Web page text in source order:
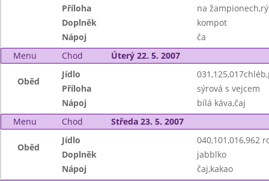
Příloha
na
Doplněk
kompot
Nápoj
ča
Menu
Chod Úterý 22. 5. 2007
Oběd
Jídlo
Příloha
sýrová s vejcem
Nápoj
bílá káva,čaj
Menu
Chod Středa 23. 5. 2007
Oběd
Jídlo
040,101,016,962
Doplněk
jabblko
Nápoj
čaj,kakao